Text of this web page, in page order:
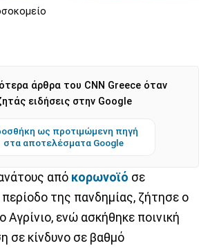
άρθρα του CNN Greece όταν
ειδήσεις στην Google
ως προτιμώμενη πηγή
στα αποτελέσματα Google
από κορωνοϊό σε
της πανδημίας, ζήτησε ο
Αγρίνιο, ενώ ασκήθηκε ποινική
σε κίνδυνο σε βαθμό